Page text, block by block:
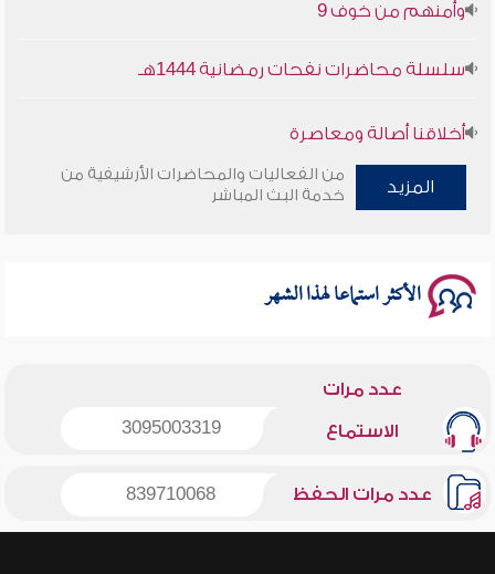
وأمنهم من خوف 9
سلسلة محاضرات نفحات رمضانية 1444هـ
أخلاقنا أصالة ومعاصرة
وأمنهم من خوف 9
المزيد
من الفعاليات والمحاضرات الأرشيفية من
خدمة البث المباشر
الأكثر استماعا لهذا الشهر
عدد مرات
الاستماع 3095003319
عدد مرات الحفظ 839710068